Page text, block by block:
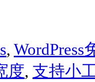
, WordPress
度, 支持小